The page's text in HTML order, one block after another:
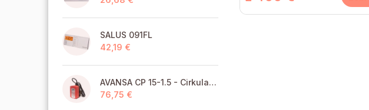
SALUS 091FL
42,19 €
AVANSA CP 15-1.5 - Cirkulačné čerpadlo TÚV pre pitnú vodu
76,75 €